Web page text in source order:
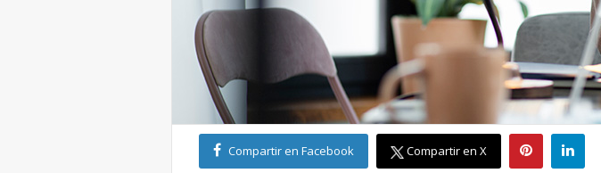
Compartir en Facebook Compartir en X